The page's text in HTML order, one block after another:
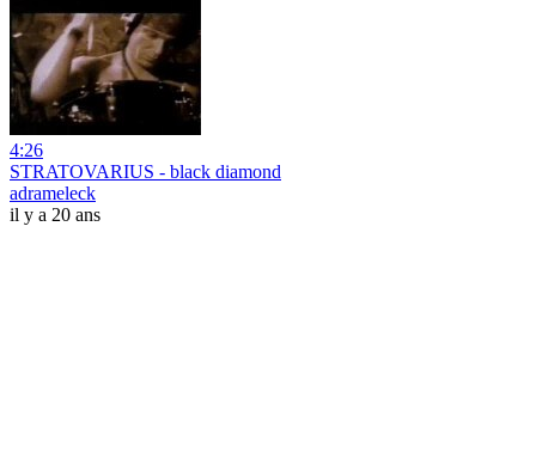
4:26
STRATOVARIUS - black diamond
adrameleck
il y a 20 ans